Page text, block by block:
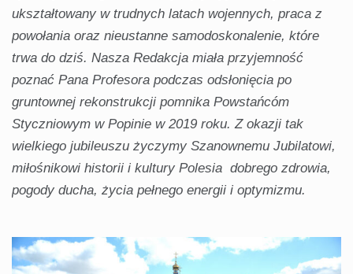
ukształtowany w trudnych latach wojennych, praca z
powołania oraz nieustanne samodoskonalenie, które
trwa do dziś. Nasza Redakcja miała przyjemność
poznać Pana Profesora podczas odsłonięcia po
gruntownej rekonstrukcji pomnika Powstańcóm
Styczniowym w Popinie w 2019 roku. Z okazji tak
wielkiego jubileuszu życzymy Szanownemu Jubilatowi,
miłośnikowi historii i kultury Polesia dobrego zdrowia,
pogody ducha, życia pełnego energii i optymizmu.